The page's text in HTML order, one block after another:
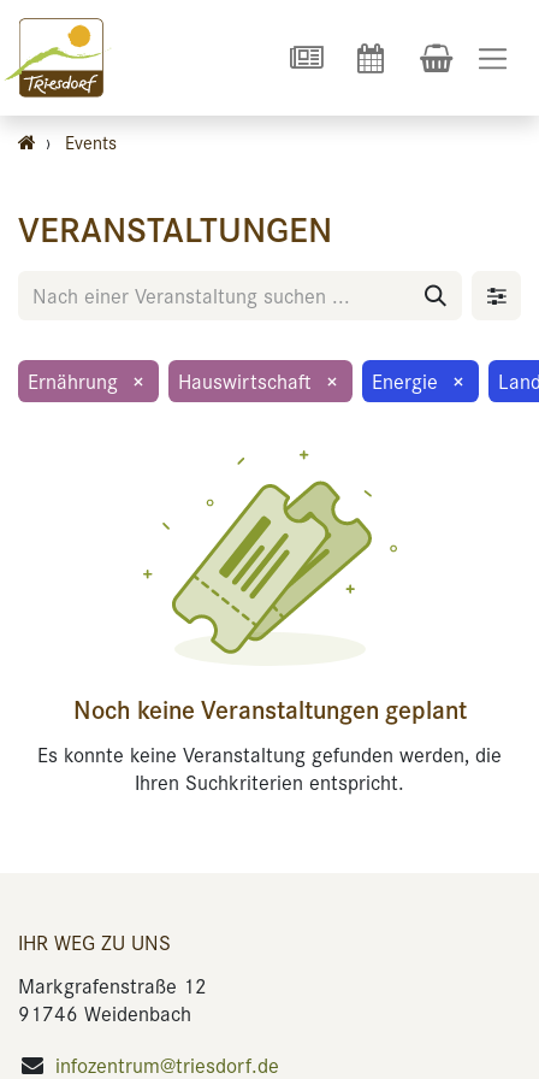
› Events
VERANSTALTUNGEN
Ernährung × Hauswirtschaft × Energie ×
Noch keine Veranstaltungen geplant
Es konnte keine Veranstaltung gefunden werden, die
Ihren Suchkriterien entspricht.
IHR WEG ZU UNS
Markgrafenstraße 12
91746 Weidenbach
infozentrum@triesdorf.de